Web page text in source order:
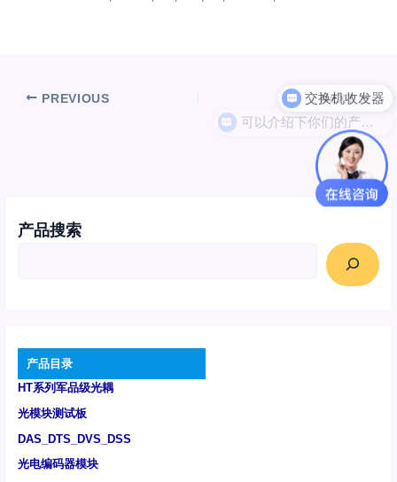
产品搜索
产品目录
HT系列军品级光耦
光模块测试板
DAS_DTS_DVS_DSS
光电编码器模块
PREVIOUS NEXT
可以介绍下你们的产品么